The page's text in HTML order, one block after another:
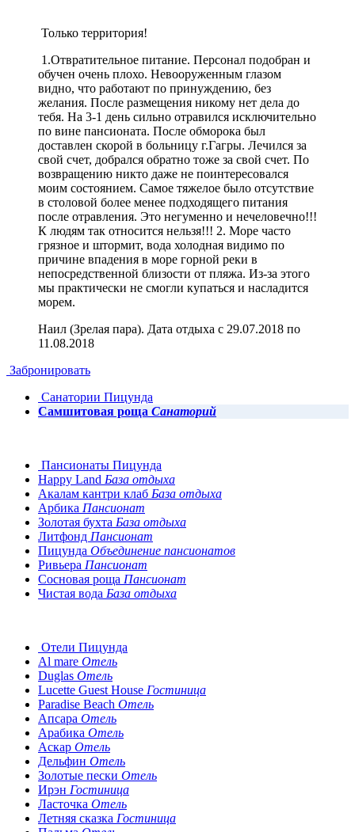
Только территория!
1.Отвратительное питание. Персонал подобран и
обучен очень плохо. Невооруженным глазом
видно, что работают по принуждению, без
желания. После размещения никому нет дела до
тебя. На 3-1 день сильно отравился исключительно
по вине пансионата. После обморока был
доставлен скорой в больницу г.Гагры. Лечился за
свой счет, добрался обратно тоже за свой счет. По
возвращению никто даже не поинтересовался
моим состоянием. Самое тяжелое было отсутствие
в столовой более менее подходящего питания
после отравления. Это негуменно и нечеловечно!!!
К людям так относится нельзя!!! 2. Море часто
грязное и штормит, вода холодная видимо по
причине впадения в море горной реки в
непосредственной близости от пляжа. Из-за этого
мы практически не смогли купаться и насладится
морем.
Наил (Зрелая пара). Дата отдыха с 29.07.2018 по
11.08.2018
Забронировать
Санатории Пицунда
Самшитовая роща Санаторий
Пансионаты Пицунда
Happy Land База отдыха
Акалам кантри клаб База отдыха
Арбика Пансионат
Золотая бухта База отдыха
Литфонд Пансионат
Пицунда Объединение пансионатов
Ривьера Пансионат
Сосновая роща Пансионат
Чистая вода База отдыха
Отели Пицунда
Al mare Отель
Duglas Отель
Lucette Guest House Гостиница
Paradise Beach Отель
Апсара Отель
Арабика Отель
Аскар Отель
Дельфин Отель
Золотые пески Отель
Ирэн Гостиница
Ласточка Отель
Летняя сказка Гостиница